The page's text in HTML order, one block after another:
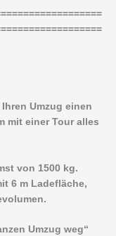
Umzug einen
mit einer Tour alles
von 1500 kg.
6 m Ladefläche,
Umzug weg“